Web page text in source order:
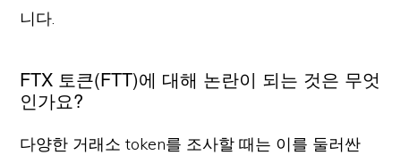
니다.
FTX 토큰(FTT)에 대해 논란이 되는 것은 무엇
인가요?
다양한 거래소 token를 조사할 때는 이를 둘러싼